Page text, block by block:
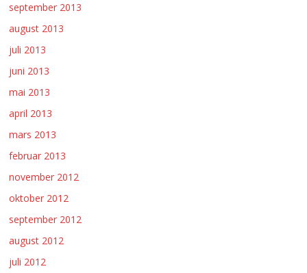
september 2013
august 2013
juli 2013
juni 2013
mai 2013
april 2013
mars 2013
februar 2013
november 2012
oktober 2012
september 2012
august 2012
juli 2012